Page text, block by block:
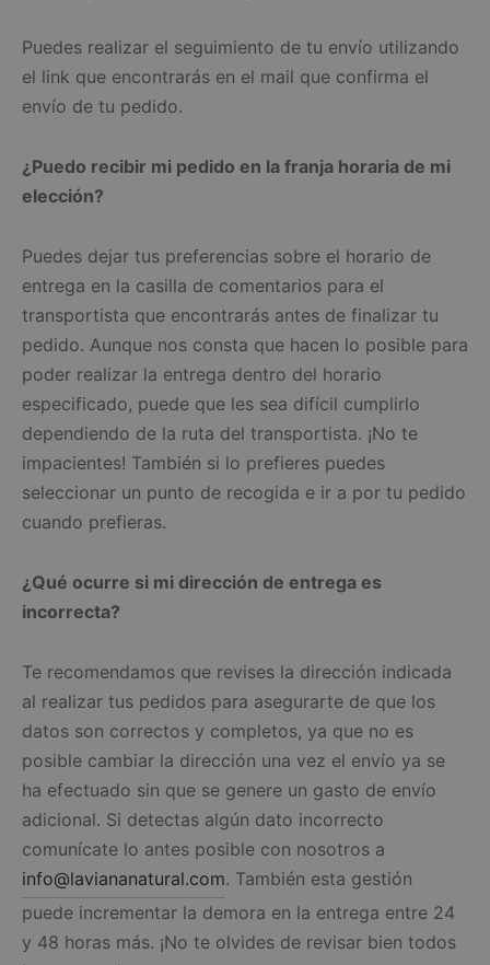
Puedes realizar el seguimiento de tu envío utilizando
el link que encontrarás en el mail que confirma el
envío de tu pedido.
¿Puedo recibir mi pedido en la franja horaria de mi
elección?
Puedes dejar tus preferencias sobre el horario de
entrega en la casilla de comentarios para el
transportista que encontrarás antes de finalizar tu
pedido. Aunque nos consta que hacen lo posible para
poder realizar la entrega dentro del horario
especificado, puede que les sea difícil cumplirlo
dependiendo de la ruta del transportista. ¡No te
impacientes! También si lo prefieres puedes
seleccionar un punto de recogida e ir a por tu pedido
cuando prefieras.
¿Qué ocurre si mi dirección de entrega es
incorrecta?
Te recomendamos que revises la dirección indicada
al realizar tus pedidos para asegurarte de que los
datos son correctos y completos, ya que no es
posible cambiar la dirección una vez el envío ya se
ha efectuado sin que se genere un gasto de envío
adicional. Si detectas algún dato incorrecto
comunícate lo antes posible con nosotros a
info@laviananatural.com. También esta gestión
puede incrementar la demora en la entrega entre 24
y 48 horas más. ¡No te olvides de revisar bien todos